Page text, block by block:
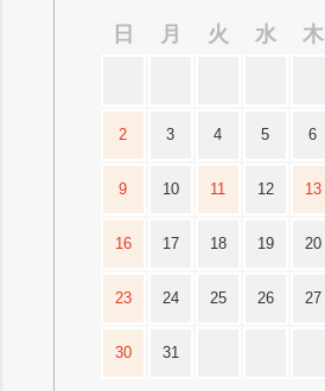
日
月 火 水 木
2 3 4 5 6
9 10 11 12 13
16 17 18 19 20
23 24 25 26 27
30 31